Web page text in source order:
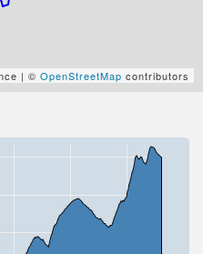
| © OpenStreetMap contributors